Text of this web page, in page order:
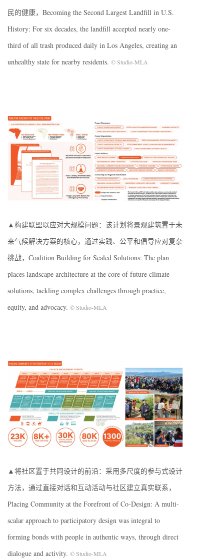
民的健康，Becoming the Second Largest Landfill in U.S.
History: For six decades, the landfill accepted nearly one-
third of all trash produced daily in Los Angeles, creating an
unhealthy state for nearby residents. © Studio-MLA
▲构建联盟以应对大规模问题：该计划将景观建筑置于未
来气候解决方案的核心，通过实践、公平和倡导应对复杂
挑战，Coalition Building for Scaled Solutions: The plan
places landscape architecture at the core of future climate
solutions, tackling complex challenges through practice,
equity, and advocacy. © Studio-MLA
▲将社区置于共同设计的前沿：采用多尺度的参与式设计
方法，通过直接对话和互动活动与社区建立真实联系，
Placing Community at the Forefront of Co-Design: A multi-
scalar approach to participatory design was integral to
forming bonds with people in authentic ways, through direct
dialogue and activity. © Studio-MLA